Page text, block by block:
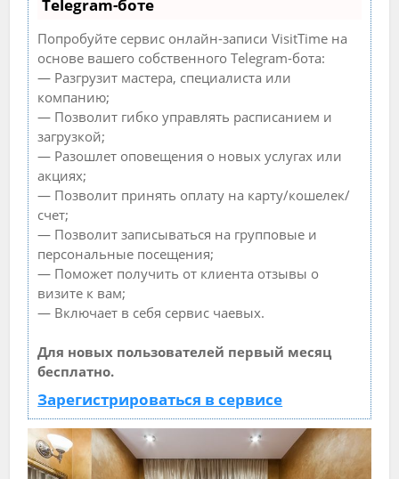
Telegram-боте
Попробуйте сервис онлайн-записи VisitTime на
основе вашего собственного Telegram-бота:
— Разгрузит мастера, специалиста или
компанию;
— Позволит гибко управлять расписанием и
загрузкой;
— Разошлет оповещения о новых услугах или
акциях;
— Позволит принять оплату на карту/кошелек/
счет;
— Позволит записываться на групповые и
персональные посещения;
— Поможет получить от клиента отзывы о
визите к вам;
— Включает в себя сервис чаевых.
Для новых пользователей первый месяц
бесплатно.
Зарегистрироваться в сервисе